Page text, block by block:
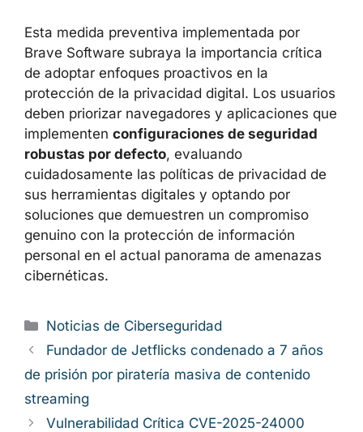
Esta medida preventiva implementada por
Brave Software subraya la importancia crítica
de adoptar enfoques proactivos en la
protección de la privacidad digital. Los usuarios
deben priorizar navegadores y aplicaciones que
implementen configuraciones de seguridad
robustas por defecto, evaluando
cuidadosamente las políticas de privacidad de
sus herramientas digitales y optando por
soluciones que demuestren un compromiso
genuino con la protección de información
personal en el actual panorama de amenazas
cibernéticas.
Categorías
Noticias de Ciberseguridad
Fundador de Jetflicks condenado a 7 años
de prisión por piratería masiva de contenido
streaming
Vulnerabilidad Crítica CVE-2025-24000